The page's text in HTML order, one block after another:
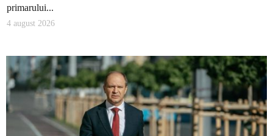
primarului...
4 august 2026